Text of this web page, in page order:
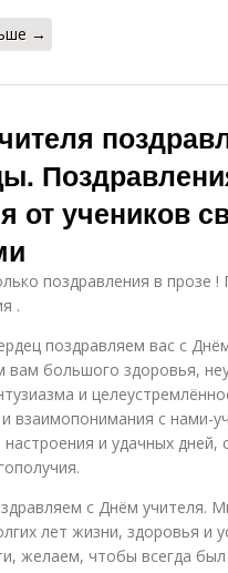
→
от учеников
поздравления в прозе !
.
поздравляем вас с
вам большого здоровья,
и
взаимопонимания с нами-
настроения и удачных дней,
с Днём учителя.
лет жизни, здоровья и
желаем, чтобы всегда